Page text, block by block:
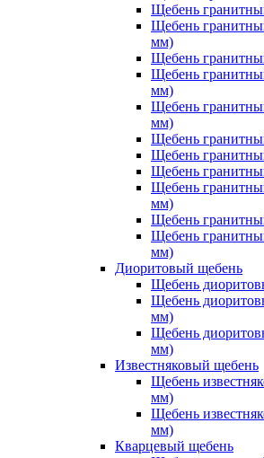
Щебень
Щебень
мм)
Щебень
Щебень
мм)
Щебень
мм)
Щебень
Щебень
Щебень
Щебень
мм)
Щебень
Щебень
мм)
Диоритовый щебень
Щебень
Щебень
мм)
Щебень
мм)
Известняковый щебень
Щебень
мм)
Щебень
мм)
Кварцевый щебень